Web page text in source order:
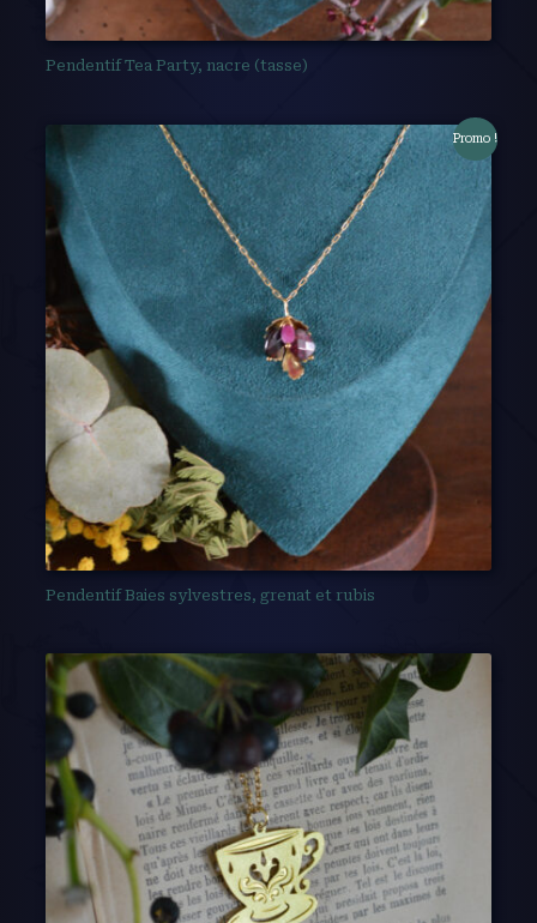
Pendentif Tea Party, nacre (tasse)
Promo !
Pendentif Baies sylvestres, grenat et rubis